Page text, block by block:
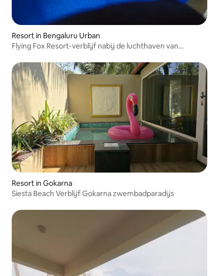
Resort in Bengaluru Urban
Flying Fox Resort-verblijf nabij de luchthaven van
Resort in Gokarna
Siesta Beach Verblijf Gokarna zwembadparadijs